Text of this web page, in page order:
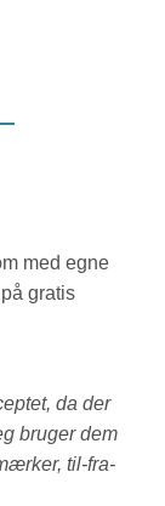
med egne
gratis
da der
bruger dem
til-fra-